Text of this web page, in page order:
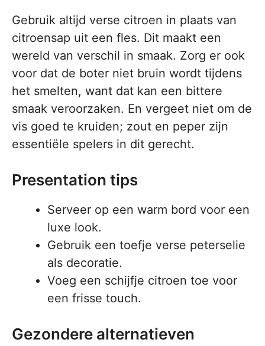
Gebruik altijd verse citroen in plaats van
citroensap uit een fles. Dit maakt een
wereld van verschil in smaak. Zorg er ook
voor dat de boter niet bruin wordt tijdens
het smelten, want dat kan een bittere
smaak veroorzaken. En vergeet niet om de
vis goed te kruiden; zout en peper zijn
essentiële spelers in dit gerecht.
Presentation tips
Serveer op een warm bord voor een
luxe look.
Gebruik een toefje verse peterselie
als decoratie.
Voeg een schijfje citroen toe voor
een frisse touch.
Gezondere alternatieven